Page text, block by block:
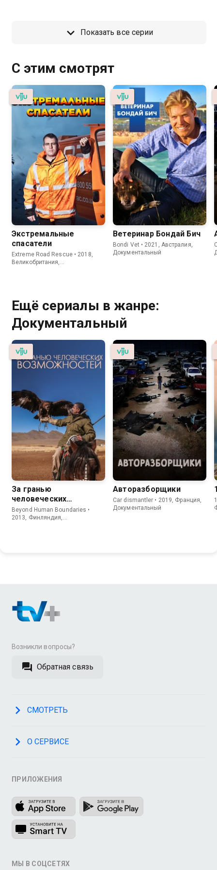
Показать все серии
С этим смотрят
Экстремальные
спасатели
Extreme Road Rescue • 2018,
Великобритания,
Ветеринар Бондай Бич
Bondi Vet • 2021, Австралия,
Документальный
Ещё сериалы в жанре:
Документальный
За гранью
человеческих
возможностей
Beyond Human Boundaries •
2013, Финляндия,
Авторазборщики
Car dismantler • 2019, Франция,
Документальный
Возникли вопросы?
Обратная связь
СМОТРЕТЬ
О СЕРВИСЕ
ПРИЛОЖЕНИЯ
МЫ В СОЦСЕТЯХ